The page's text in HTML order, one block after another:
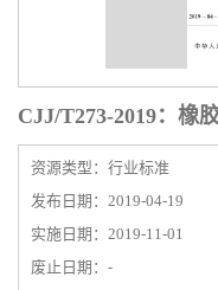
CJJ/T273-2019：橡
资源类型：行业标准
发布日期：2019-04-19
实施日期：2019-11-01
废止日期：-